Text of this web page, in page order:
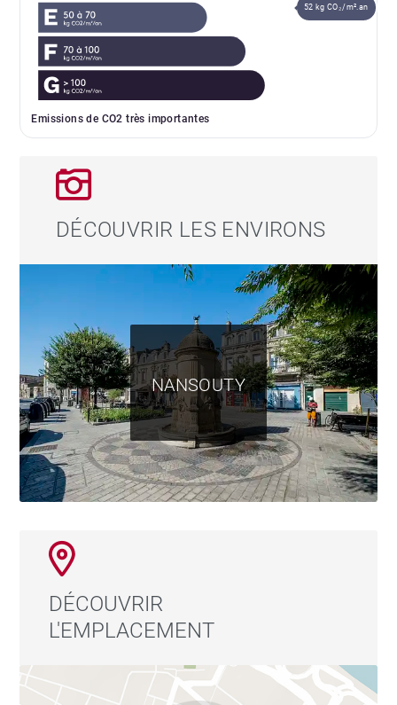
Emissions de CO2 très importantes
52 kg CO₂/m².an
DÉCOUVRIR LES ENVIRONS
NANSOUTY
DÉCOUVRIR
L'EMPLACEMENT